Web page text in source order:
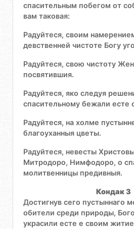
спасительным побегом от
вам таковая:
Радуйтеся, своим
девственней чистоте Богу
Радуйтеся, свою чистоту
посвятившия.
Радуйтеся, яко следуя
спасительному бежали есте
Радуйтеся, на холме
благоуханныя цветы.
Радуйтеся, невесты
Митродоро, Нимфодоро, о
молитвенницы предивныя.
Кондак 3
Достигнув сего пустыннаго
обители среди природы,
украсили есте е своим